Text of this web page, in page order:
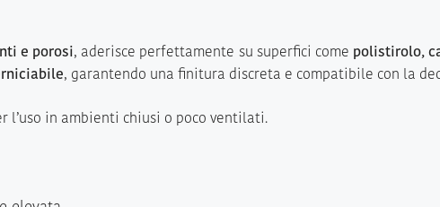
e porosi, aderisce perfettamente su superfici come polistirolo,
, garantendo una finitura discreta e compatibile con la
l’uso in ambienti chiusi o poco ventilati.